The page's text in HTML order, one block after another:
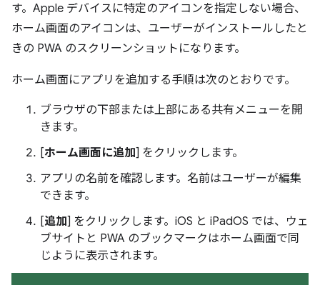
す。Apple デバイスに特定のアイコンを指定しない場合、
ホーム画面のアイコンは、ユーザーがインストールしたと
きの PWA のスクリーンショットになります。
ホーム画面にアプリを追加する手順は次のとおりです。
ブラウザの下部または上部にある共有メニューを開
きます。
[ホーム画面に追加] をクリックします。
アプリの名前を確認します。名前はユーザーが編集
できます。
[追加] をクリックします。iOS と iPadOS では、ウェ
ブサイトと PWA のブックマークはホーム画面で同
じように表示されます。